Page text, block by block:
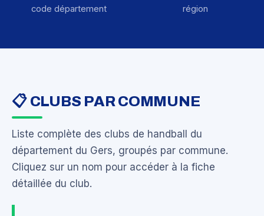
code département région
📋 CLUBS PAR COMMUNE
Liste complète des clubs de handball du
département du Gers, groupés par commune.
Cliquez sur un nom pour accéder à la fiche
détaillée du club.